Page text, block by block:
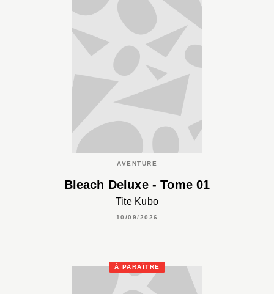
AVENTURE
Bleach Deluxe - Tome 01
Tite Kubo
10/09/2026
À PARAÎTRE